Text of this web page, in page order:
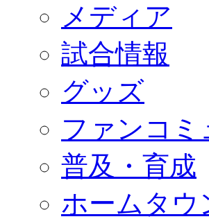
2026/27ファンコミュニティ
サポートショップ
GOODS
オフィシャルストア（実店舗
オンラインストア
ACADEMY
アカデミーについて
コーチ&スタッフ
ジュニア
ジュニアユース
ユース
練習拠点（ナラディーア）
SCHOOL
CLUB
メディア
試合情報
グッズ
ファンコミ
普及・育成
ホームタウ